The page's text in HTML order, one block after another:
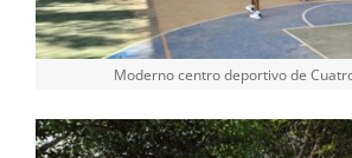
Moderno centro deportivo de